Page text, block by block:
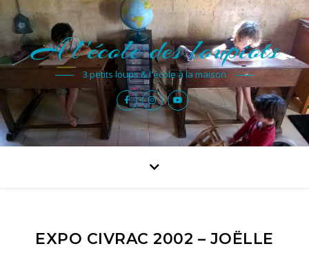
A l'école des loupiots
3 petits loups & l'école à la maison
EXPO CIVRAC 2002 – JOËLLE